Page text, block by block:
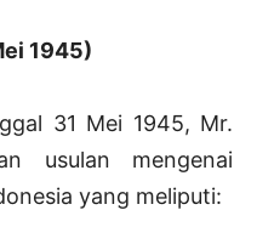
1945)
31 Mei 1945, Mr.
usulan mengenai
yang meliputi: